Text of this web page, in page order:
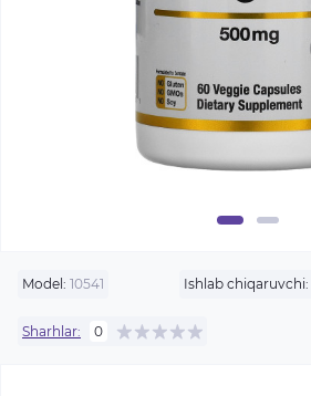
Model: 10541 Ishlab chiqaruvchi:
Sharhlar: 0